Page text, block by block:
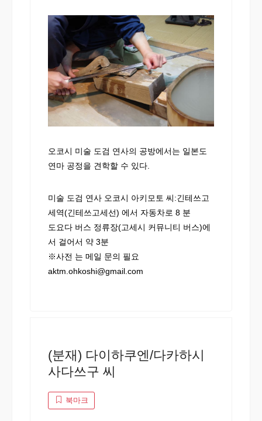
오코시 미술 도검 연사의 공방에서는 일본도
연마 공정을 견학할 수 있다.
미술 도검 연사 오코시 아키모토 씨:긴테쓰고
세역(긴테쓰고세선) 에서 자동차로 8 분
도요다 버스 정류장(고세시 커뮤니티 버스)에
서 걸어서 약 3분
※사전 는 메일 문의 필요
aktm.ohkoshi@gmail.com
(분재) 다이하쿠엔/다카하시
사다쓰구 씨
북마크